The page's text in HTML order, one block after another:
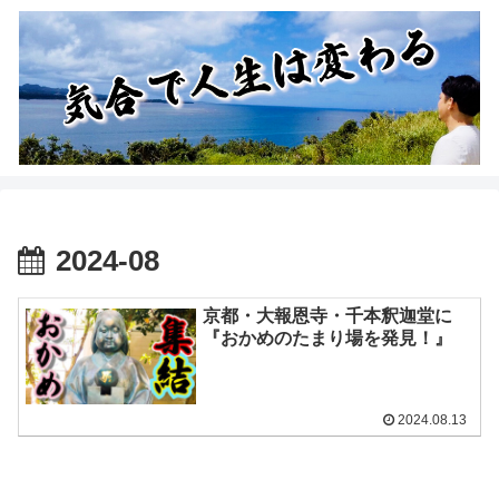
2024-08
京都・大報恩寺・千本釈迦堂に
『おかめのたまり場を発見！』
2024.08.13